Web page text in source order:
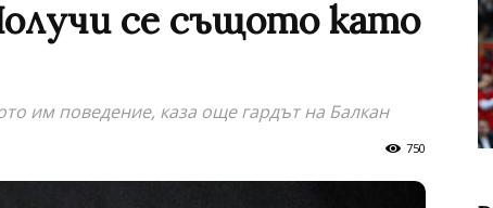
се същото като
им поведение, каза още гардът на Балкан
750